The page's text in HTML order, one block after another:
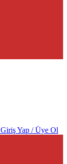
Giriş Yap / Üye Ol